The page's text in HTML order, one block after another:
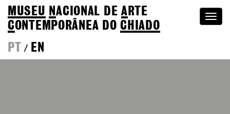
MUSEU NACIONAL DEA RTE
CONTEMPORÂNEA DOCHIADO
PT
/ EN